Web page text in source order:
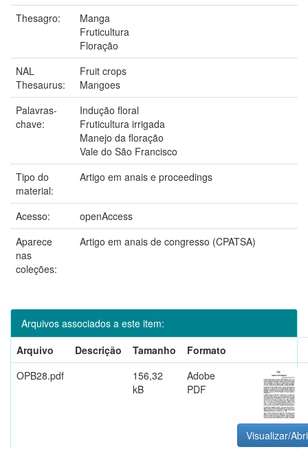
Thesagro:
Manga
Fruticultura
Floração
NAL
Thesaurus:
Fruit crops
Mangoes
Palavras-
chave:
Indução floral
Fruticultura irrigada
Manejo da floração
Vale do São Francisco
Tipo do
material:
Artigo em anais e proceedings
Acesso:
openAccess
Aparece
nas
coleções:
Artigo em anais de congresso (CPATSA)
Arquivos associados a este item:
Arquivo
Descrição Tamanho
Formato
OPB28.pdf
156,32
kB
Adobe
PDF
Visualizar/